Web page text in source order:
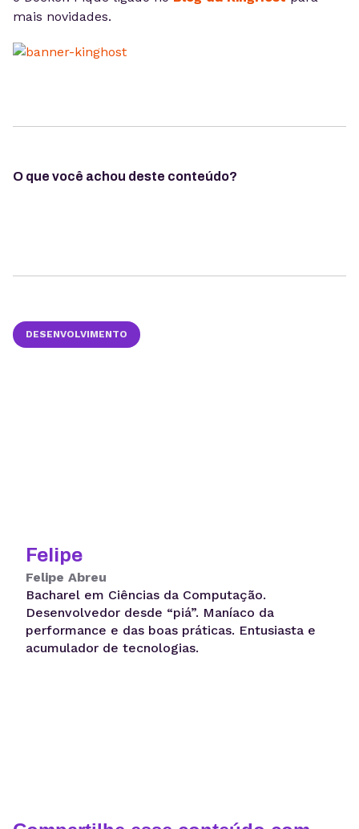
mais novidades.
O que você achou deste conteúdo?
DESENVOLVIMENTO
Felipe
Felipe Abreu
Bacharel em Ciências da Computação.
Desenvolvedor desde “piá”. Maníaco da
performance e das boas práticas. Entusiasta e
acumulador de tecnologias.